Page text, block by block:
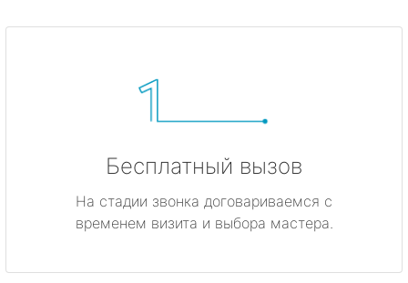
Бесплатный вызов
На стадии звонка договариваемся с
временем визита и выбора мастера.